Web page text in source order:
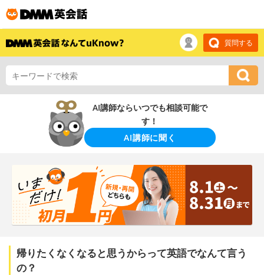
質問する
AI講師ならいつでも相談可能で
す！
AI講師に聞く
帰りたくなくなると思うからって英語でなんて言う
の？